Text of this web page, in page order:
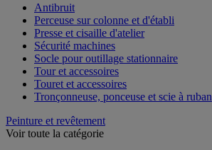
Antibruit
Perceuse sur colonne et d'établi
Presse et cisaille d'atelier
Sécurité machines
Socle pour outillage stationnaire
Tour et accessoires
Touret et accessoires
Tronçonneuse, ponceuse et scie à ruban
Peinture et revêtement
Voir toute la catégorie